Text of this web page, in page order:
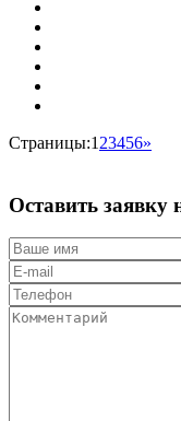
Страницы:1 23456»
Оставить заявку